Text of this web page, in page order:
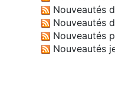
Nouveautés
Nouveautés
Nouveautés
Nouveautés